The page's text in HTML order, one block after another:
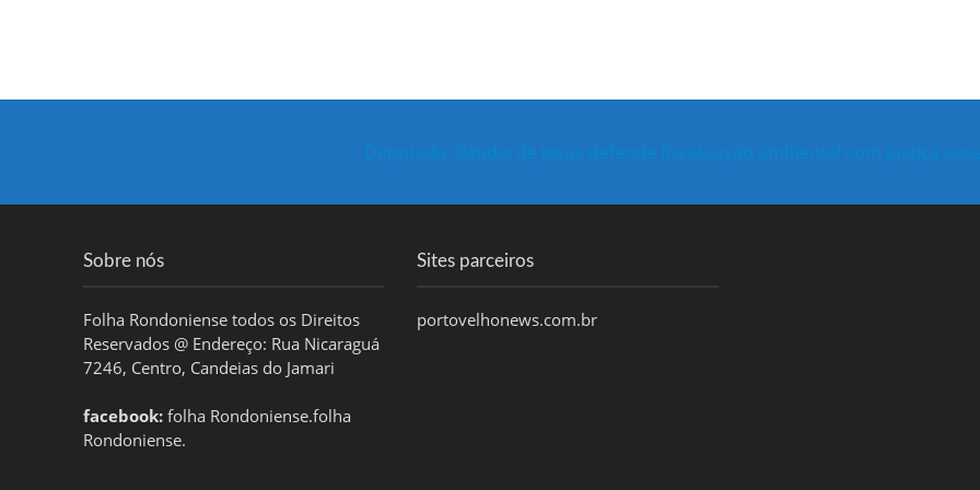
Deputada Cláudia de Jesus defende fiscalização ambiental com justiça
Sobre nós
Folha Rondoniense todos os Direitos
Reservados @ Endereço: Rua Nicaraguá
7246, Centro, Candeias do Jamari
facebook:folha Rondoniense.folha
Rondoniense.
Sites parceiros
portovelhonews.com.br